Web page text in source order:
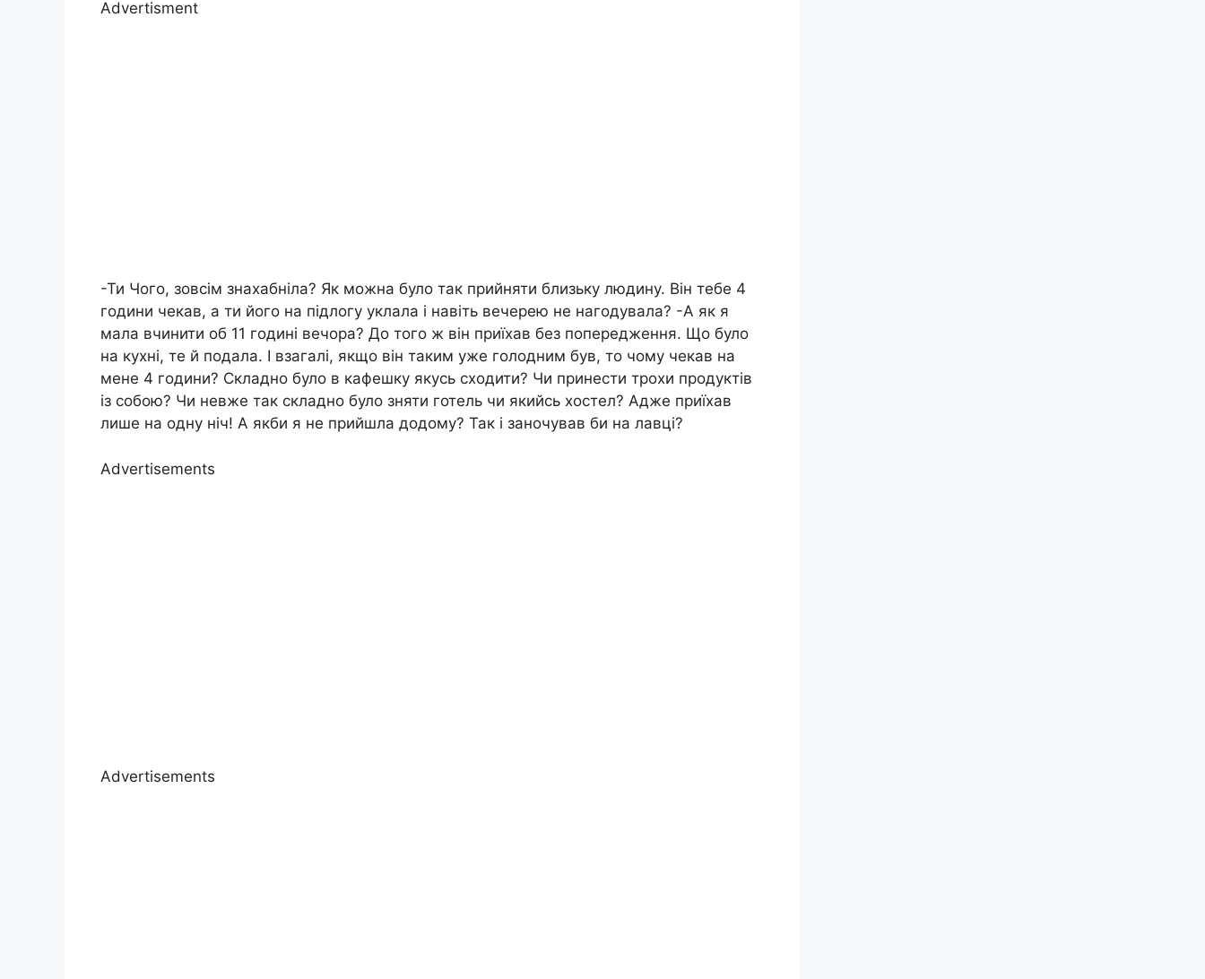
Advertisment
-Ти Чого, зовсім знaxaбніла? Як можна було так прийняти близьку людину. Він тебе 4
години чекав, а ти його на підлогу уклала і навіть вечерею не нагодувала? -А як я
мала вчинити об 11 годині вечора? До того ж він приїхав без попередження. Що було
на кухні, те й подала. І взагалі, якщо він таким уже голодним був, то чому чекав на
мене 4 години? Складно було в кафешку якусь сходити? Чи принести трохи продуктів
із собою? Чи невже так складно було зняти готель чи якийсь хостел? Адже приїхав
лише на одну ніч! А якби я не прийшла додому? Так і заночував би на лавці?
Advertisements
Advertisements